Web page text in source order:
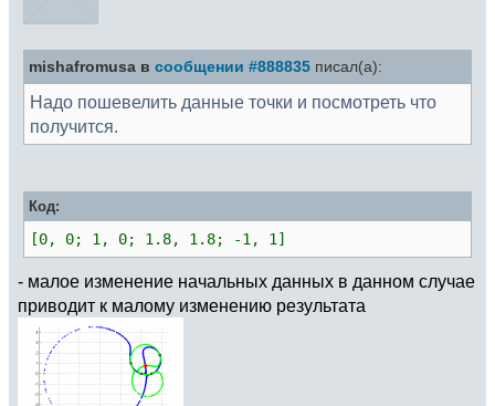
mishafromusa в сообщении #888835 писал(а):
Надо пошевелить данные точки и посмотреть что
получится.
Код:
[0, 0; 1, 0; 1.8, 1.8; -1, 1]
- малое изменение начальных данных в данном случае
приводит к малому изменению результата